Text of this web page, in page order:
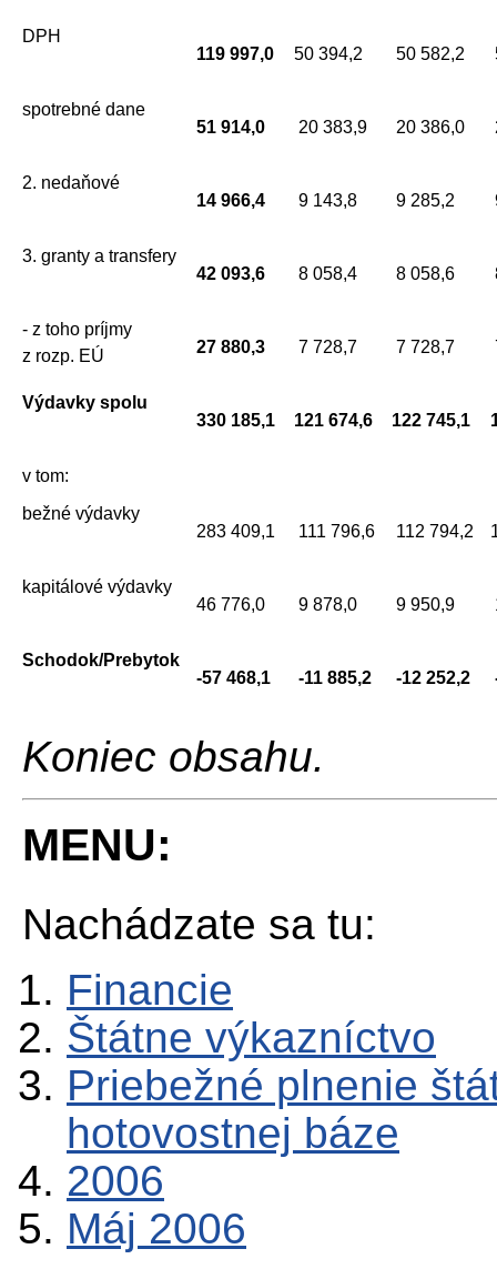
DPH
119 997,0
50 394,2 50 582,2
spotrebné dane
51 914,0
20 383,9 20 386,0
2. nedaňové
14 966,4
9 143,8 9 285,2
3. granty a transfery
42 093,6
8 058,4 8 058,6
- z toho príjmy
z rozp. EÚ
27 880,3 7 728,7 7 728,7
Výdavky spolu
330 185,1
121 674,6 122 745,1
v tom:
bežné výdavky
283 409,1
111 796,6 112 794,2
kapitálové výdavky
46 776,0
9 878,0 9 950,9
Schodok/Prebytok
-57 468,1
-11 885,2 -12 252,2
Koniec obsahu.
MENU:
Nachádzate sa tu:
Financie
Štátne výkazníctvo
Priebežné plnenie
hotovostnej báze
2006
Máj 2006